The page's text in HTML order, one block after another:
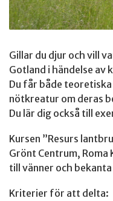
Gillar du djur och vill
Gotland i händelse av
Du får både
nötkreatur om deras
Du lär dig också till
Kursen ”Resurs
Grönt Centrum,
till vänner och
Kriterier för att delta: